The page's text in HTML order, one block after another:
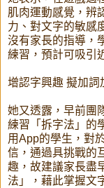
肌肉運動感覺，辨
力、對文字的敏感
沒有家長的指導，
練習，預計可吸引
增認字興趣 擬加詞
她又透露，早前團
練習「拆字法」的
用App的學生，對
信，通過具挑戰的
趣，故建議家長盡
法」，藉此掌握文